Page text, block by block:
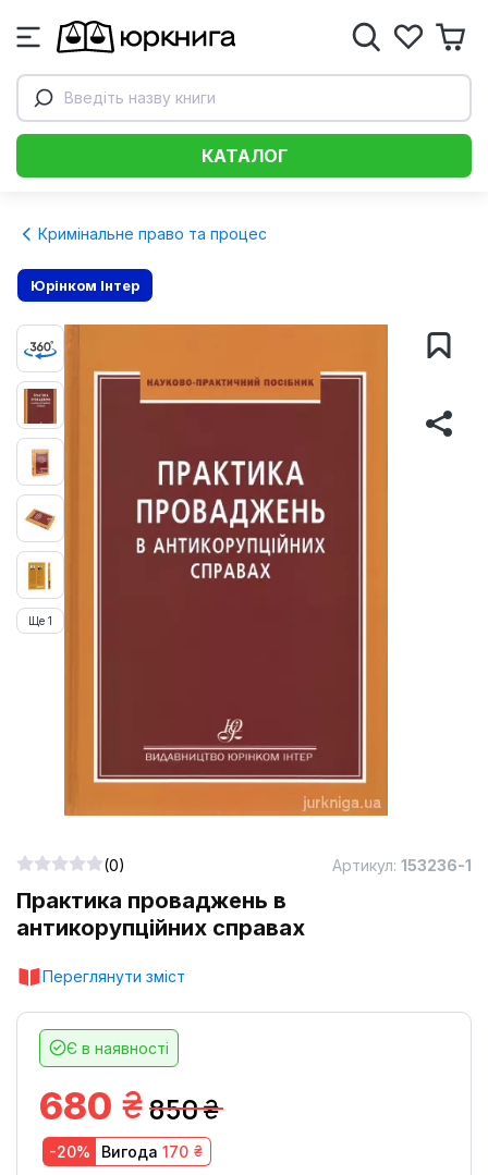
Введіть назву книги
КАТАЛОГ
Кримінальне право та процес
Юрінком Iнтер
Практика проваджень в
антикорупційних справах
Переглянути зміст
(0) Артикул: 153236-1
Ще 1
Є в наявності
850
грн.
680 грн.
-20% Вигода 170 грн.